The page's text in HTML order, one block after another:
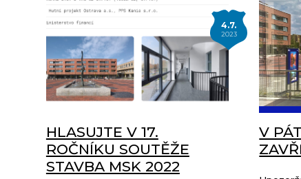
4.7.
2023
HLASUJTE V 17.
ROČNÍKU SOUTĚŽE
STAVBA MSK 2022
V